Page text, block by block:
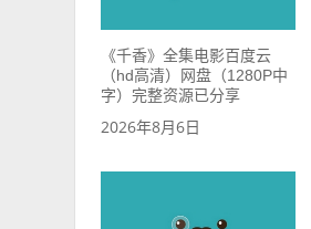
《千香》全集电影百度云
（hd高清）网盘（1280P中
字）完整资源已分享
2026年8月6日